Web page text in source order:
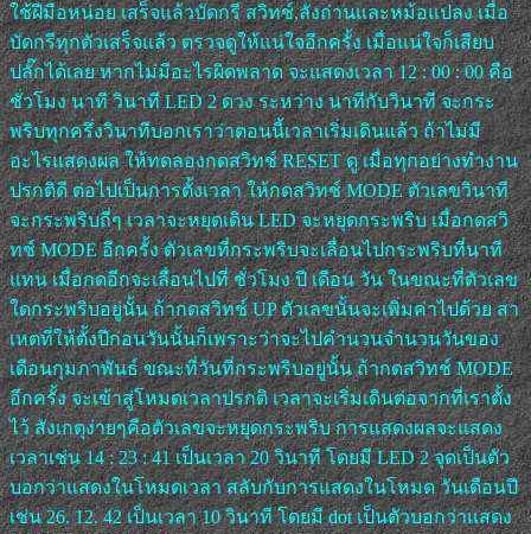
ใช้ฝีมือหน่อย เสร็จแล้วบัดกรี สวิทช์,ลังถ่านและหม้อแปลง เมื่อ
บัดกรีทุกตัวเสร็จแล้ว ตรวจดูให้แน่ใจอีกครั้ง เมื่อแน่ใจก็เสียบ
ปลั๊กได้เลย หากไม่มีอะไรผิดพลาด จะแสดงเวลา 12 : 00 : 00 คือ
ชั่วโมง นาที วินาที LED 2 ดวง ระหว่าง นาทีกับวินาที จะกระ
พริบทุกครึ่งวินาทีบอกเราว่าตอนนี้เวลาเริ่มเดินแล้ว ถ้าไม่มี
อะไรแสดงผล ให้ทดลองกดสวิทช์ RESET ดู เมื่อทุกอย่างทำงาน
ปรกติดี ต่อไปเป็นการตั้งเวลา ให้กดสวิทช์ MODE ตัวเลขวินาที
จะกระพริบถี่ๆ เวลาจะหยุดเดิน LED จะหยุดกระพริบ เมื่อกดสวิ
ทช์ MODE อีกครั้ง ตัวเลขที่กระพริบจะเลื่อนไปกระพริบที่นาที
แทน เมื่อกดอีกจะเลื่อนไปที่ ชั่วโมง ปี เดือน วัน ในขณะที่ตัวเลข
ใดกระพริบอยู่นั้น ถ้ากดสวิทช์ UP ตัวเลขนั้นจะเพิ่มค่าไปด้วย สา
เหตที่ให้ตั้งปีก่อนวันนั้นก็เพราะว่าจะไปคำนวนจำนวนวันของ
เดือนกุมภาพันธ์ ขณะที่วันที่กระพริบอยู่นั้น ถ้ากดสวิทช์ MODE
อีกครั้ง จะเข้าสู่โหมดเวลาปรกติ เวลาจะเริ่มเดินต่อจากที่เราตั้ง
ไว้ สังเกตุง่ายๆคือตัวเลขจะหยุดกระพริบ การแสดงผลจะแสดง
เวลาเช่น 14 : 23 : 41 เป็นเวลา 20 วินาที โดยมี LED 2 จุดเป็นตัว
บอกว่าแสดงในโหมดเวลา สลับกับการแสดงในโหมด วันเดือนปี
เช่น 26. 12. 42 เป็นเวลา 10 วินาที โดยมี dot เป็นตัวบอกว่าแสดง